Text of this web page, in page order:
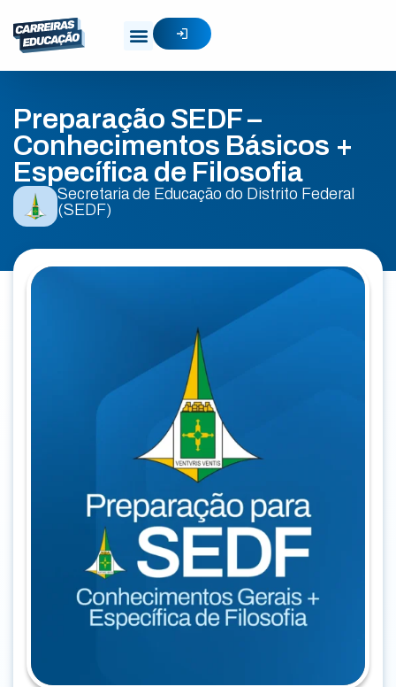
Preparação SEDF –
Conhecimentos Básicos +
Específica de Filosofia
Secretaria de Educação do Distrito Federal
(SEDF)